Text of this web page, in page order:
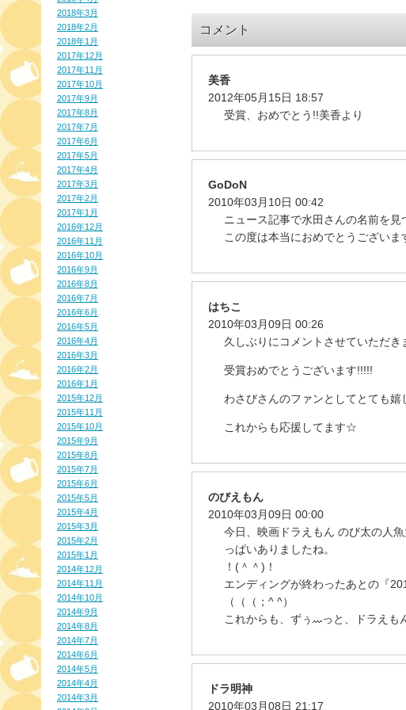
2018年3月
2018年2月
2018年1月
2017年12月
2017年11月
2017年10月
2017年9月
2017年8月
2017年7月
2017年6月
2017年5月
2017年4月
2017年3月
2017年2月
2017年1月
2016年12月
2016年11月
2016年10月
2016年9月
2016年8月
2016年7月
2016年6月
2016年5月
2016年4月
2016年3月
2016年2月
2016年1月
2015年12月
2015年11月
2015年10月
2015年9月
2015年8月
2015年7月
2015年6月
2015年5月
2015年4月
2015年3月
2015年2月
2015年1月
2014年12月
2014年11月
2014年10月
2014年9月
2014年8月
2014年7月
2014年6月
2014年5月
2014年4月
2014年3月
コメント
美香
2012年05月15日 18:57
受賞、おめでとう!!美香より
GoDoN
2010年03月10日 00:42
ニュース記事で水田さんの名前を見
この度は本当におめでとうございま
はちこ
2010年03月09日 00:26
久しぶりにコメントさせていただき
受賞おめでとうございます!!!!!
わさびさんのファンとしてとても嬉
これからも応援してます☆
のびえもん
2010年03月09日 00:00
今日、映画ドラえもん のび太の人
っぱいありましたね。
！(＾＾)！
エンディングが終わったあとの『
（（（；^ ^）
これからも、ずぅ
っと、ドラえも
ドラ明神
2010年03月08日 21:17